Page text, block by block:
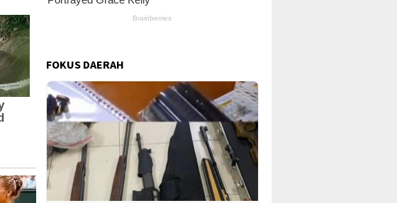
FOKUS DAERAH